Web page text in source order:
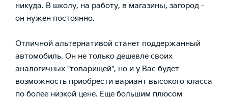
никуда. В школу, на работу, в магазины, загород -
он нужен постоянно.
Отличной альтернативой станет поддержанный
автомобиль. Он не только дешевле своих
аналогичных "товарищей", но и у Вас будет
возможность приобрести вариант высокого класса
по более низкой цене. Еще большим плюсом